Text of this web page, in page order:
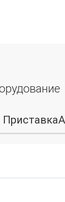
Приставка